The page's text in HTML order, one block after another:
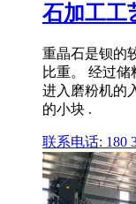
石加工工
重晶石是钡的
比重。 经过
进入磨粉机的
的小块 .
联系电话: 180